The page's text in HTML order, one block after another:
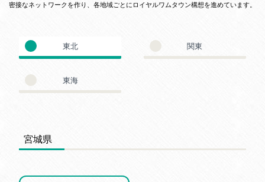
密接なネットワークを作り、各地域ごとにロイヤルワムタウン構想を進めています。
東北 関東
東海
宮城県